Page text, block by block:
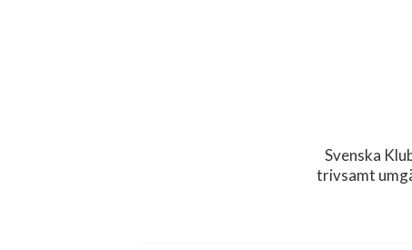
Svenska
trivsamt